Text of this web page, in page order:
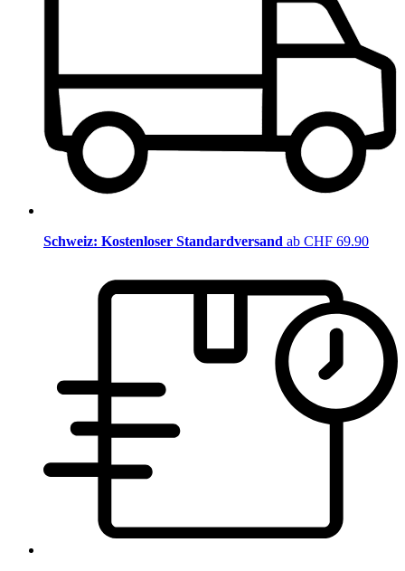
Schweiz: Kostenloser Standardversand ab CHF 69.90